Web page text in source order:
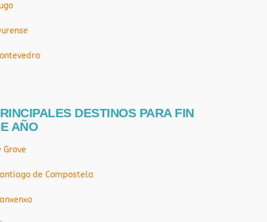
DESTINOS PARA FIN
AÑO
Grove
de Compostela